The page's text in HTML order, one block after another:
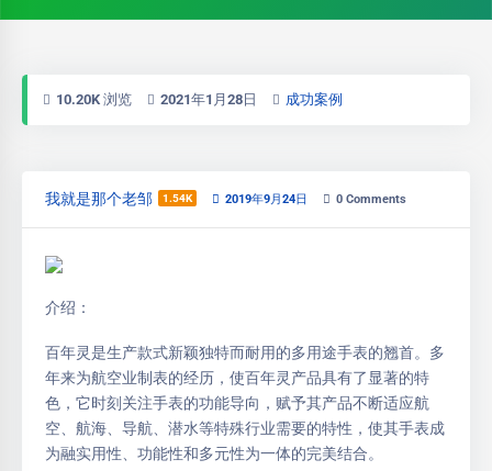
10.20K 浏览 2021年1月28日 成功案例
我就是那个老邹 1.54K 2019年9月24日 0 Comments
介绍：
百年灵是生产款式新颖独特而耐用的多用途手表的翘首。多
年来为航空业制表的经历，使百年灵产品具有了显著的特
色，它时刻关注手表的功能导向，赋予其产品不断适应航
空、航海、导航、潜水等特殊行业需要的特性，使其手表成
为融实用性、功能性和多元性为一体的完美结合。